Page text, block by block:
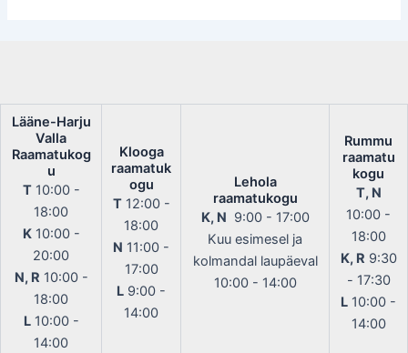
Lääne-Harju
Valla
Raamatukog
u
T10:00 -
18:00
K10:00 -
20:00
N, R 10:00 -
18:00
L10:00 -
14:00
Klooga
raamatuk
ogu
T12:00 -
18:00
N 11:00 -
17:00
L 9:00 -
14:00
Lehola
raamatukogu
K, N 9:00 - 17:00
Kuu esimesel ja
kolmandal laupäeval
10:00 - 14:00
Rummu
raamatu
kogu
T, N
10:00 -
18:00
K, R 9:30
- 17:30
L 10:00 -
14:00